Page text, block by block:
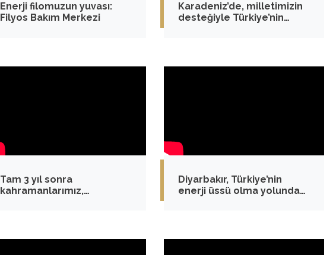
Enerji filomuzun yuvası:
Filyos Bakım Merkezi
Karadeniz’de, milletimizin
desteğiyle Türkiye’nin
Tam 3 yıl sonra
kahramanlarımız,
Diyarbakır, Türkiye’nin
enerji üssü olma yolunda